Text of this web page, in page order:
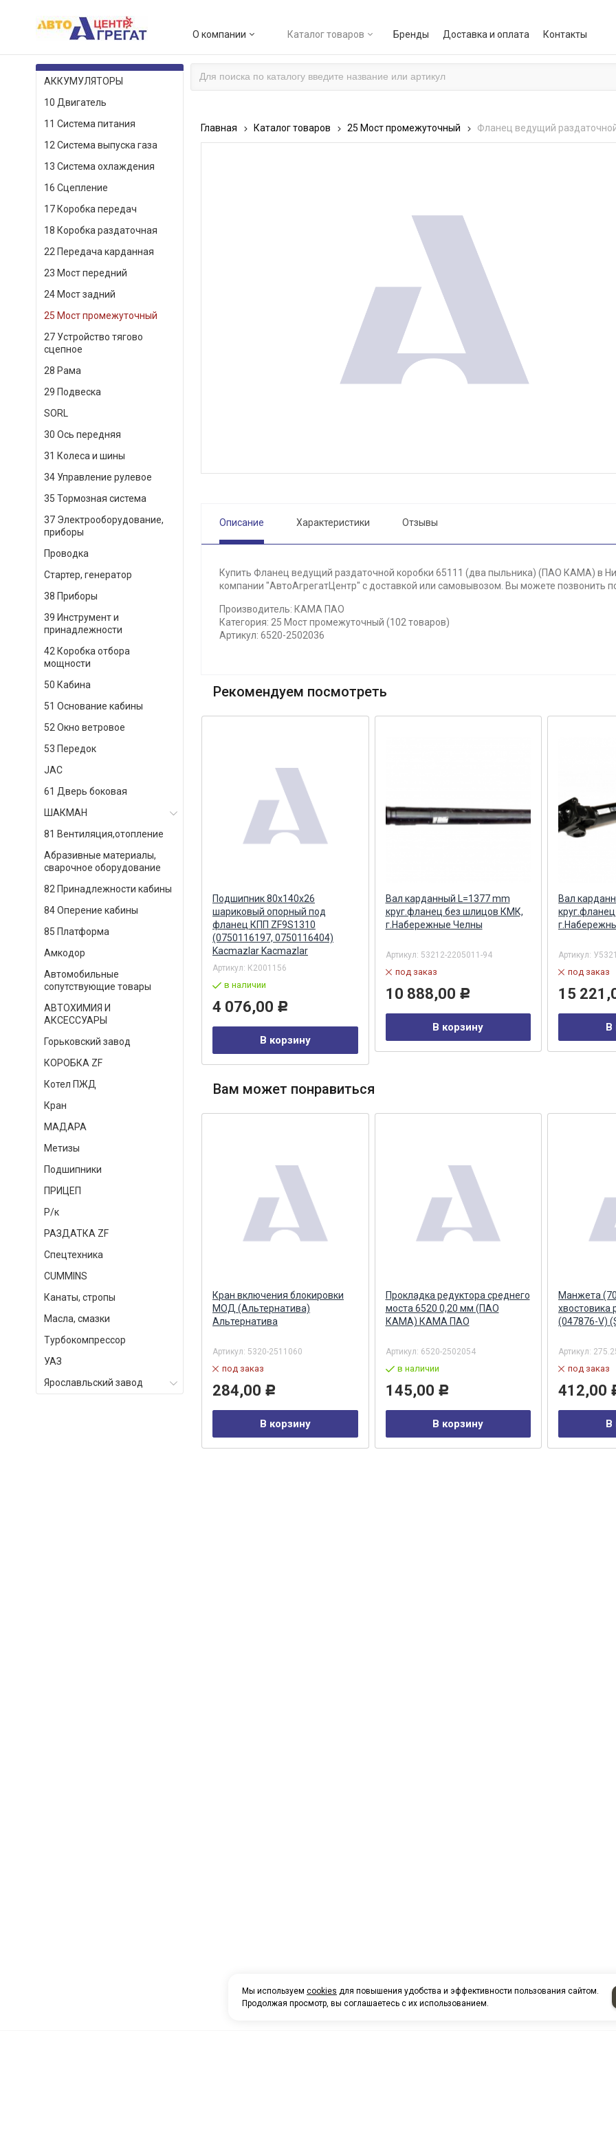
О компании Каталог товаров Бренды Доставка и оплата Контакты
КАТАЛОГ ТОВАРОВ
АККУМУЛЯТОРЫ
10 Двигатель
11 Система питания
12 Система выпуска газа
13 Система охлаждения
16 Сцепление
17 Коробка передач
18 Коробка раздаточная
22 Передача карданная
23 Мост передний
24 Мост задний
25 Мост промежуточный
27 Устройство тягово
сцепное
28 Рама
29 Подвеска
SORL
30 Ось передняя
31 Колеса и шины
34 Управление рулевое
35 Тормозная система
37 Электрооборудование,
приборы
Проводка
Стартер, генератор
38 Приборы
39 Инструмент и
принадлежности
42 Коробка отбора
мощности
50 Кабина
51 Основание кабины
52 Окно ветровое
53 Передок
JAC
61 Дверь боковая
ШАКМАН
81 Вентиляция,отопление
Абразивные материалы,
сварочное оборудование
82 Принадлежности кабины
84 Оперение кабины
85 Платформа
Амкодор
Автомобильные
сопутствующие товары
АВТОХИМИЯ И
АКСЕССУАРЫ
Горьковский завод
КОРОБКА ZF
Котел ПЖД
Кран
МАДАРА
Метизы
Подшипники
ПРИЦЕП
Р/к
РАЗДАТКА ZF
Спецтехника
СUMMINS
Канаты, стропы
Масла, смазки
Турбокомпрессор
УАЗ
Ярославльский завод
Главная Каталог товаров 25 Мост промежуточный Фланец ведущий
Описание Характеристики Отзывы
Купить Фланец ведущий раздаточной коробки 65111 (два пыльника) (ПАО КАМА) в
компании "АвтоАгрегатЦентр" с доставкой или самовывозом. Вы можете позвонить
Производитель: КАМА ПАО
Категория: 25 Мост промежуточный (102 товаров)
Артикул: 6520-2502036
Рекомендуем посмотреть
Дефлектор под фланец ø90
ПЛАНАР, СПУТНИК,
АДВЕРС
Артикул:сб.4108
в наличии
878,00 Р
В корзину
Подшипник 80х140х26
шариковый опорный под
фланец КПП ZF9S1310
(0750116197, 0750116404)
Kacmazlar Kacmazlar
Артикул: К2001156
в наличии
4 076,00 Р
В корзину
Вал карданный L=1377 mm
круг.фланец без шлицов КМК,
г.Набережные Челны
Артикул: 53212-2205011-94
под заказ
10 888,00 Р
В корзину
Вал
Артикул:
под заказ
15
В
Вам может понравиться
Фланец ведущий раздаточной
6520-2502036 (MEGAPOWER)
MEGAPOWER
3 279,00
Кран включения блокировки
МОД (Альтернатива)
Альтернатива
Артикул: 5320-2511060
под заказ
284,00 Р
В корзину
Прокладка редуктора среднего
моста 6520 0,20 мм (ПАО
КАМА) КАМА ПАО
Артикул: 6520-2502054
в наличии
145,00 Р
В корзину
Манжета
хвостовика
(047876-V)
Артикул:
под заказ
412,00
В
Мы используем cookies для повышения удобства и эффективности пользования сайтом.
Продолжая просмотр, вы соглашаетесь с их использованием.